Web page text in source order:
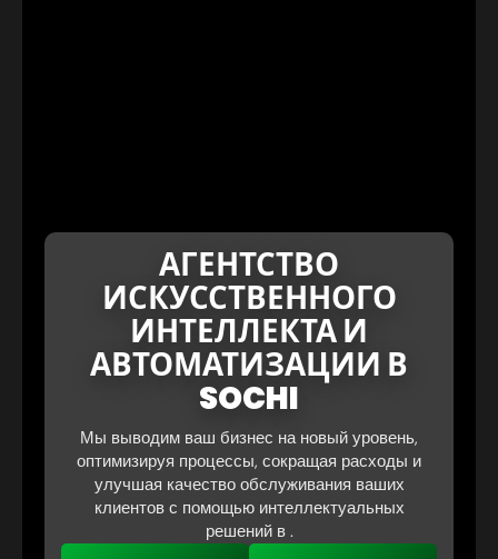
АГЕНТСТВО
ИСКУССТВЕННОГО
ИНТЕЛЛЕКТА И
АВТОМАТИЗАЦИИ В
SOCHI
Мы выводим ваш бизнес на новый уровень,
оптимизируя процессы, сокращая расходы и
улучшая качество обслуживания ваших
клиентов с помощью интеллектуальных
решений в .